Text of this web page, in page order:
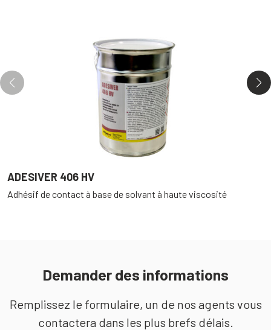
ADESIVER 406 HV
Adhésif de contact à base de solvant à haute viscosité
Demander des informations
Remplissez le formulaire, un de nos agents vous
contactera dans les plus brefs délais.